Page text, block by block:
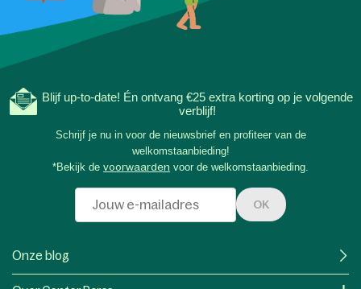
Blijf up-to-date! Én ontvang €25 extra korting op je volgende
verblijf!
Schrijf je nu in voor de nieuwsbrief en profiteer van de
welkomstaanbieding!
*Bekijk de voorwaarden voor de welkomstaanbieding.
OK
Onze blog